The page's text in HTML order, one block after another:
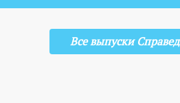
Все выпуски